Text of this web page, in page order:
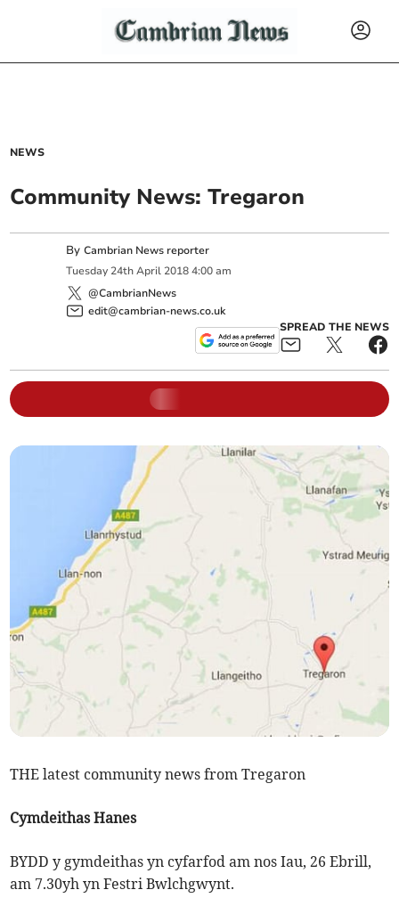
NEWS
Community News: Tregaron
ByCambrian News reporter
Tuesday 24th April 2018 4:00 am
@CambrianNews
edit@cambrian-news.co.uk
SPREAD THE NEWS
THE latest community news from Tregaron
Cymdeithas Hanes
BYDD y gymdeithas yn cyfarfod am nos Iau, 26 Ebrill,
am 7.30yh yn Festri Bwlchgwynt.